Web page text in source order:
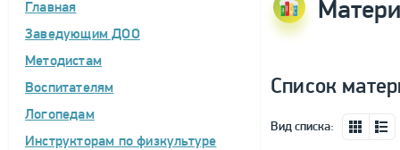
Главная
Заведующим ДОО
Методистам
Воспитателям
Логопедам
Инструкторам по физкультуре
Список
Вид списка: